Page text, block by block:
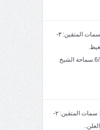
خطبة الجمعةسمات المتقين: ٣-
بتاريخ6/2/1447.سماحة الشيخ
خطبة الجمعة: سمات المتقين: ٢-